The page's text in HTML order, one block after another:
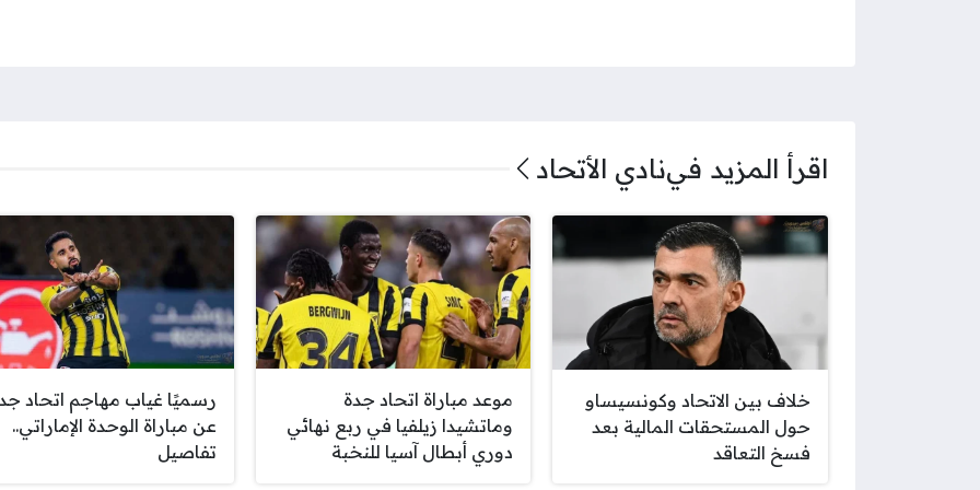
اقرأ المزيد فينادي الأتحاد
خلاف بين الاتحاد وكونسيساو
حول المستحقات المالية بعد
فسخ التعاقد
موعد مباراة اتحاد جدة
وماتشيدا زيلفيا في ربع نهائي
دوري أبطال آسيا للنخبة
رسميًا غياب مهاجم اتحاد
عن مباراة الوحدة الإماراتي..
تفاصيل